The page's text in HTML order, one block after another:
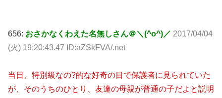
656: おさかなくわえた名無しさん＠＼(^o^)／ 2017/04/04
(火) 19:20:43.47 ID:aZSkFVA/.net
当日、特別級なの?的な好奇の目で保護者に見られていた
が、そのうちのひとり、友達の母親が普通の子だよと説明